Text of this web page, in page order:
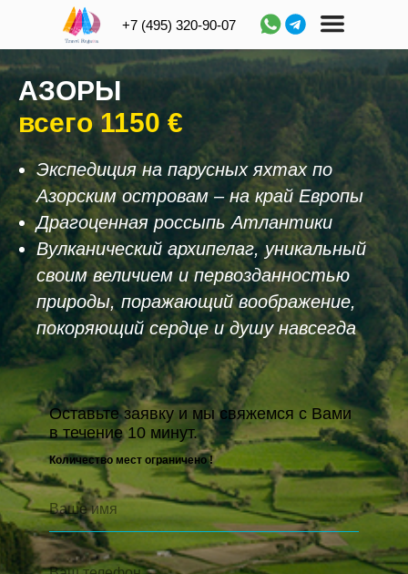
+7 (495) 320-90-07
АЗОРЫ
всего 1150 €
Экспедиция на парусных яхтах по
Азорским островам – на край Европы
Драгоценная россыпь Атлантики
Вулканический архипелаг, уникальный
своим величием и первозданностью
природы, поражающий воображение,
покоряющий сердце и душу навсегда
Оставьте заявку и мы свяжемся с Вами
в течение 10 минут.
Количество мест ограничено !